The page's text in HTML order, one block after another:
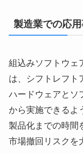
製造業での応用
組込みソフトウェ
は、シフトレフト
ハードウェアとソ
から実施できるよ
製品化までの時間
市場撤回リスクを